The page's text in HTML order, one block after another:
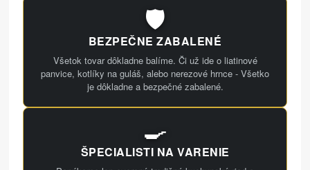
🛡️
BEZPEČNE ZABALENÉ
Všetok tovar dôkladne balíme. Či už ide o liatinové
panvice, kotlíky na guláš, alebo nerezové hrnce - Všetko
je dôkladne a bezpečné zabalené.
🍳
ŠPECIALISTI NA VARENIE